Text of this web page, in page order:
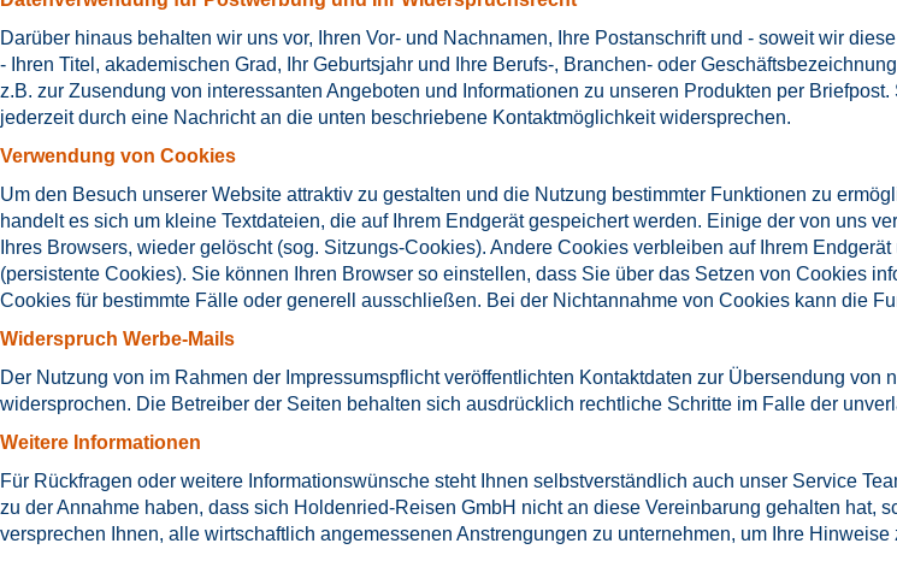
Darüber hinaus behalten wir uns vor, Ihren Vor- und Nachnamen, Ihre Postanschrift und - soweit wir
- Ihren Titel, akademischen Grad, Ihr Geburtsjahr und Ihre Berufs-, Branchen- oder
z.B. zur Zusendung von interessanten Angeboten und Informationen zu unseren Produkten per
jederzeit durch eine Nachricht an die unten beschriebene Kontaktmöglichkeit widersprechen.
Verwendung von Cookies
Um den Besuch unserer Website attraktiv zu gestalten und die Nutzung bestimmter Funktionen zu
handelt es sich um kleine Textdateien, die auf Ihrem Endgerät gespeichert werden. Einige der von uns
Ihres Browsers, wieder gelöscht (sog. Sitzungs-Cookies). Andere Cookies verbleiben auf Ihrem
(persistente Cookies). Sie können Ihren Browser so einstellen, dass Sie über das Setzen von Cookies
Cookies für bestimmte Fälle oder generell ausschließen. Bei der Nichtannahme von Cookies kann die
Widerspruch Werbe-Mails
Der Nutzung von im Rahmen der Impressumspflicht veröffentlichten Kontaktdaten zur Übersendung
widersprochen. Die Betreiber der Seiten behalten sich ausdrücklich rechtliche Schritte im Falle der
Weitere Informationen
Für Rückfragen oder weitere Informationswünsche steht Ihnen selbstverständlich auch unser Service
zu der Annahme haben, dass sich Holdenried-Reisen GmbH nicht an diese Vereinbarung gehalten hat,
versprechen Ihnen, alle wirtschaftlich angemessenen Anstrengungen zu unternehmen, um Ihre